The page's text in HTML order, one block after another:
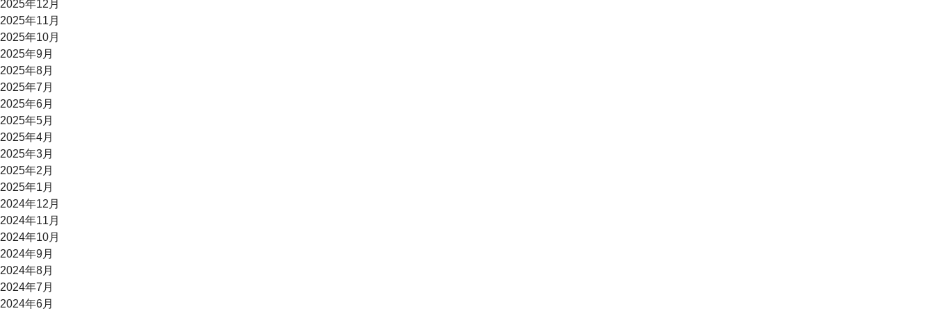
2025年12月
2025年11月
2025年10月
2025年9月
2025年8月
2025年7月
2025年6月
2025年5月
2025年4月
2025年3月
2025年2月
2025年1月
2024年12月
2024年11月
2024年10月
2024年9月
2024年8月
2024年7月
2024年6月